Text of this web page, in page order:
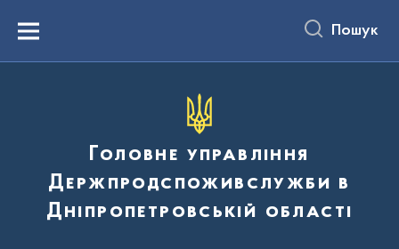
вмістуMenu Пошук
Головне управління
Держпродспоживслужби в
Дніпропетровській області